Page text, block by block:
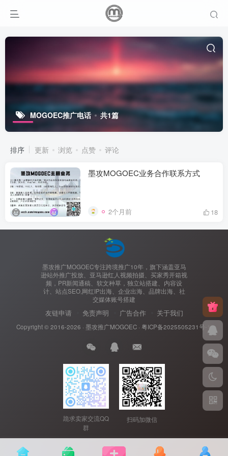
MOGOEC推广电话 共1篇
排序 更新 浏览 点赞 评论
墨攻MOGOEC业务合作联系方式
2个月前 18
墨攻推广MOGOEC专注跨境推广10年，旗下涵盖亚马
逊站外推广投放、亚马逊红人视频拍摄、买家秀开箱视
频，PR新闻通稿、软文种草，独立站搭建、内容设
计、站点SEO,网红IP出海、企业出海、品牌出海、社
交媒体账号搭建
友链申请 免责声明 广告合作 关于我们
Copyright © 2016-2026 · 墨攻推广MOGOEC· 粤ICP备2025505231号-1.
跪求卖家交流QQ
群
扫码加微信